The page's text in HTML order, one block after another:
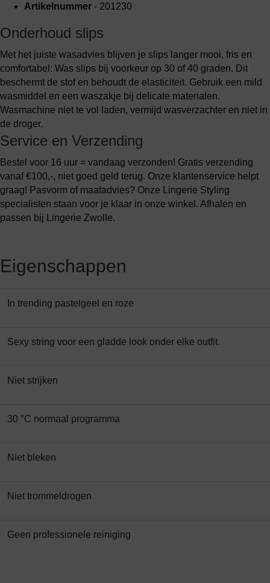
Artikelnummer - 201230
Onderhoud slips
Met het juiste wasadvies blijven je slips langer mooi, fris en
comfortabel: Was slips bij voorkeur op 30 of 40 graden. Dit
beschermt de stof en behoudt de elasticiteit. Gebruik een mild
wasmiddel en een waszakje bij delicate materialen.
Wasmachine niet te vol laden, vermijd wasverzachter en niet in
de droger.
Service en Verzending
Bestel voor 16 uur = vandaag verzonden! Gratis verzending
vanaf €100,-, niet goed geld terug. Onze klantenservice helpt
graag! Pasvorm of maatadvies? Onze Lingerie Styling
specialisten staan voor je klaar in onze winkel. Afhalen en
passen bij Lingerie Zwolle.
Eigenschappen
In trending pastelgeel en roze
Sexy string voor een gladde look onder elke outfit.
Niet strijken
30 °C normaal programma
Niet bleken
Niet trommeldrogen
Geen professionele reiniging